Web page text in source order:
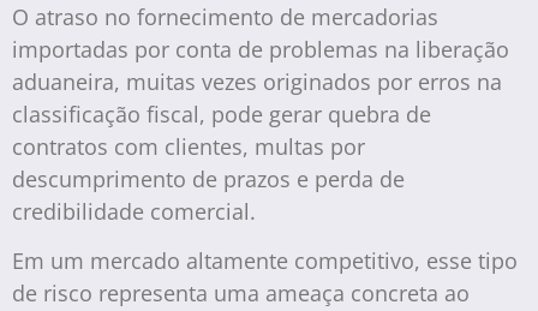
O atraso no fornecimento de mercadorias
importadas por conta de problemas na liberação
aduaneira, muitas vezes originados por erros na
classificação fiscal, pode gerar quebra de
contratos com clientes, multas por
descumprimento de prazos e perda de
credibilidade comercial.
Em um mercado altamente competitivo, esse tipo
de risco representa uma ameaça concreta ao